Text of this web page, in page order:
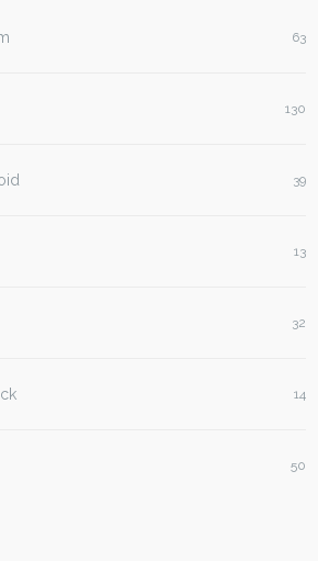
63
130
39
13
32
14
50